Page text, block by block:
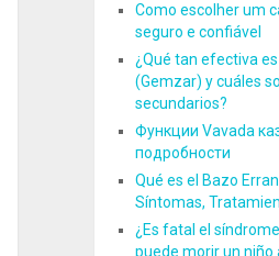
Como escolher um
seguro e confiável
¿Qué tan efectiva
(Gemzar) y cuáles
secundarios?
Функции Vavada
подробности
Qué es el Bazo
Síntomas,
¿Es fatal el
puede morir un niño